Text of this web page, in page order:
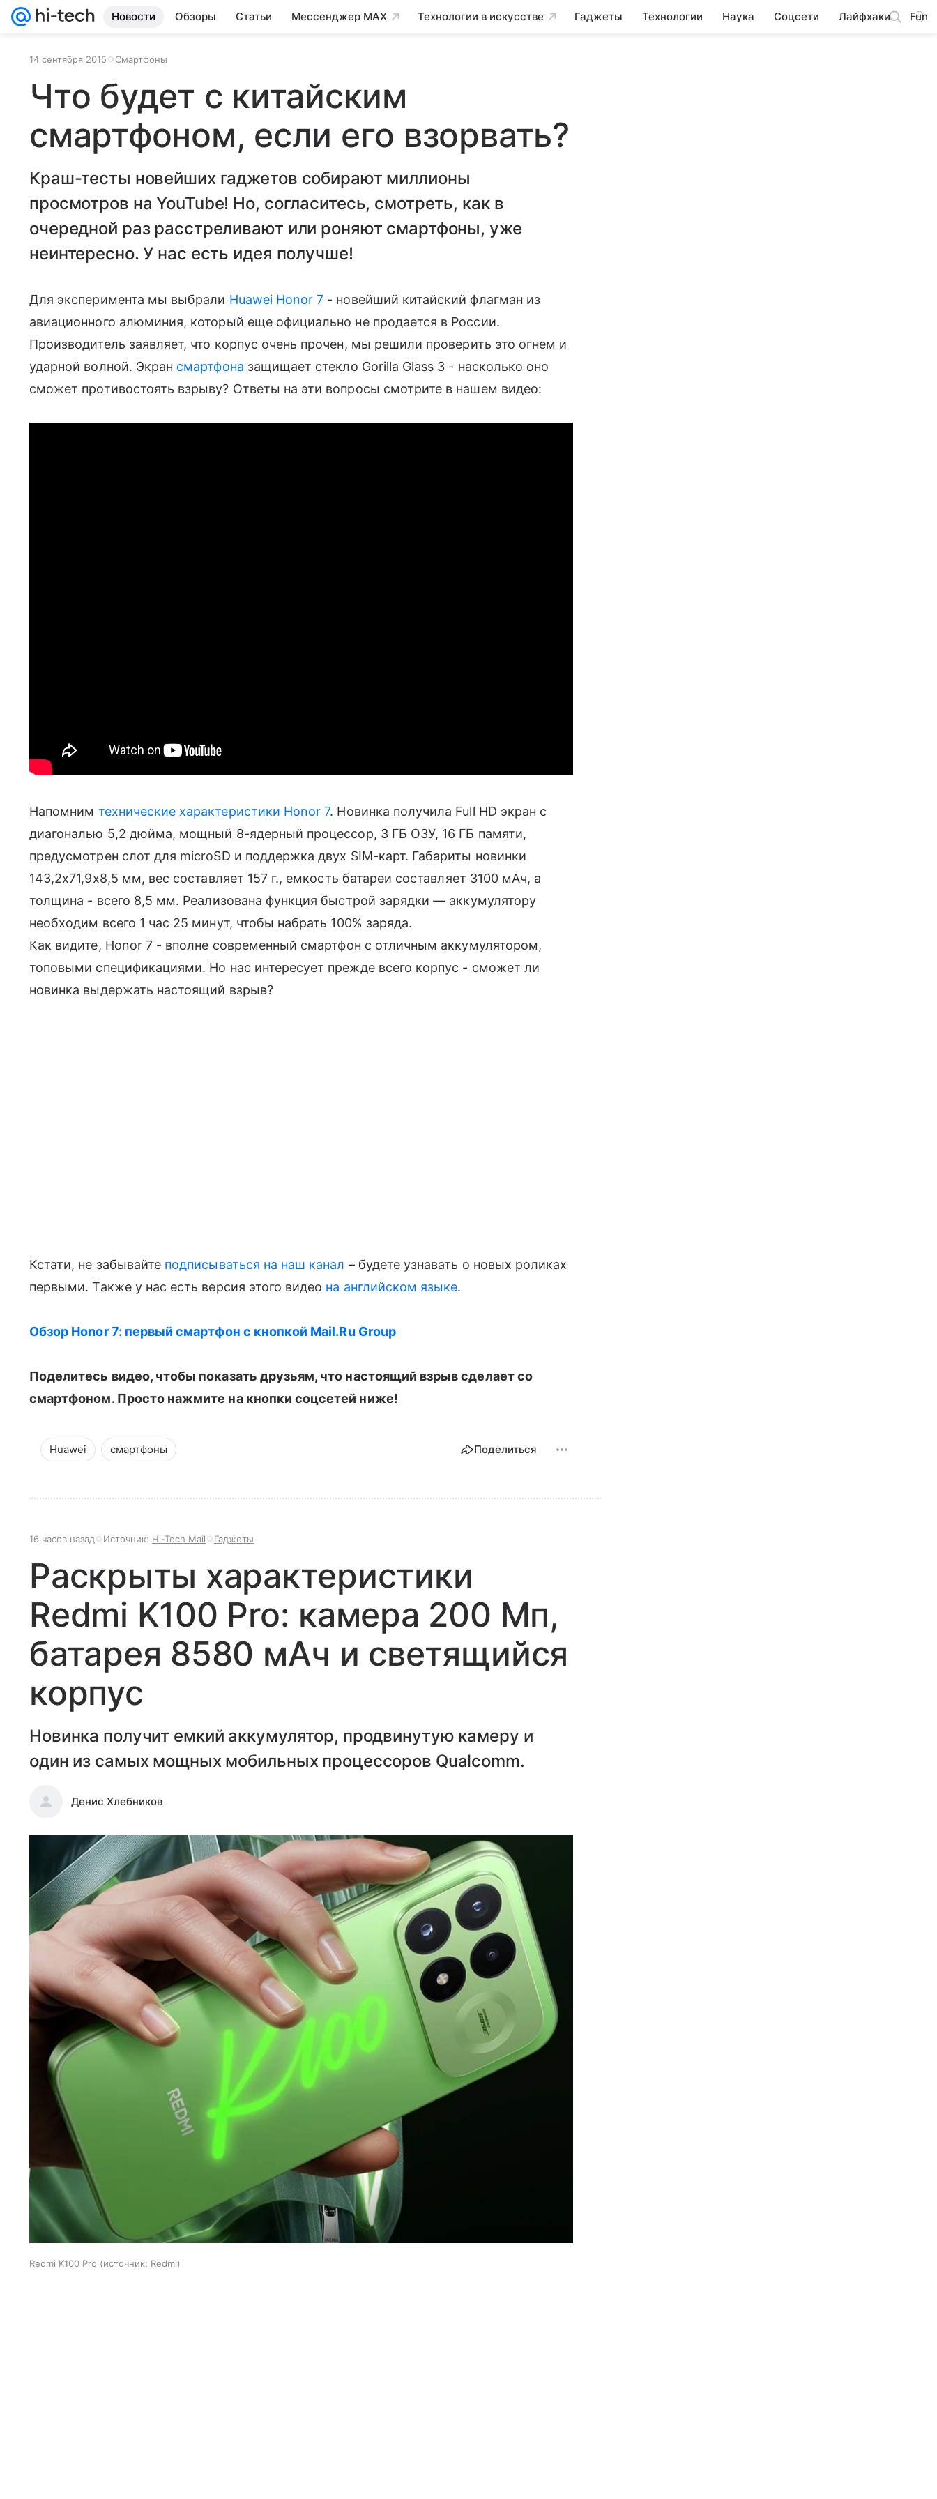
Новости Обзоры Статьи Мессенджер MAX Технологии в искусстве Гаджеты Технологии Наука Соцсети Лайфхаки Fun
14 сентября 2015 Смартфоны
Что будет с китайским
смартфоном, если его взорвать?
Краш-тесты новейших гаджетов собирают миллионы
просмотров на YouTube! Но, согласитесь, смотреть, как в
очередной раз расстреливают или роняют смартфоны, уже
неинтересно. У нас есть идея получше!
Для эксперимента мы выбрали Huawei Honor 7 - новейший китайский флагман из
авиационного алюминия, который еще официально не продается в России.
Производитель заявляет, что корпус очень прочен, мы решили проверить это огнем и
ударной волной. Экран смартфона защищает стекло Gorilla Glass 3 - насколько оно
сможет противостоять взрыву? Ответы на эти вопросы смотрите в нашем видео:
Напомним технические характеристики Honor 7. Новинка получила Full HD экран с
диагональю 5,2 дюйма, мощный 8-ядерный процессор, 3 ГБ ОЗУ, 16 ГБ памяти,
предусмотрен слот для microSD и поддержка двух SIM-карт. Габариты новинки
143,2x71,9x8,5 мм, вес составляет 157 г., емкость батареи составляет 3100 мАч, а
толщина - всего 8,5 мм. Реализована функция быстрой зарядки — аккумулятору
необходим всего 1 час 25 минут, чтобы набрать 100% заряда.
Как видите, Honor 7 - вполне современный смартфон с отличным аккумулятором,
топовыми спецификациями. Но нас интересует прежде всего корпус - сможет ли
новинка выдержать настоящий взрыв?
Кстати, не забывайте подписываться на наш канал – будете узнавать о новых роликах
первыми. Также у нас есть версия этого видео на английском языке.
Обзор Honor 7: первый смартфон с кнопкой Mail.Ru Group
Поделитесь видео, чтобы показать друзьям, что настоящий взрыв сделает со
смартфоном. Просто нажмите на кнопки соцсетей ниже!
Huawei смартфоны Поделиться
16 часов назад Источник: Hi-Tech Mail Гаджеты
Раскрыты характеристики
Redmi K100 Pro: камера 200 Мп,
батарея 8580 мАч и светящийся
корпус
Новинка получит емкий аккумулятор, продвинутую камеру и
один из самых мощных мобильных процессоров Qualcomm.
Денис Хлебников
Redmi K100 Pro источник: Redmi